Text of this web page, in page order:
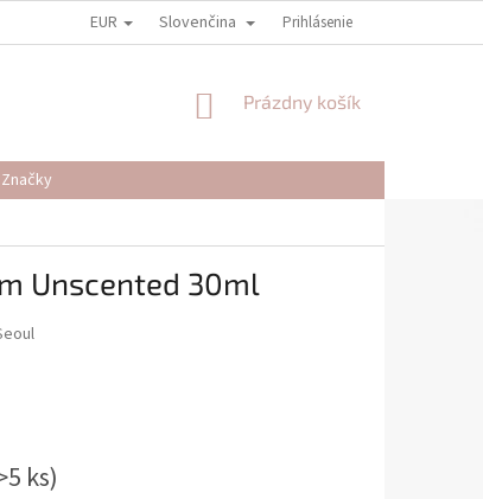
ÚDAJOV REKLAMAČNÉ PODMIENKY
EUR Slovenčina Prihlásenie
NÁKUPNÝ
Prázdny košík
Značky
Unscented 30ml
ks)